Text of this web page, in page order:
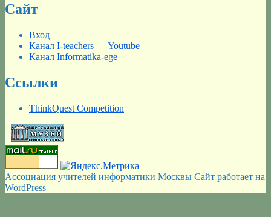
Сайт
Вход
Канал I-teachers — Youtube
Канал Informatika-ege
Ссылки
ThinkQuest Competition
Ассоциация учителей информатики Москвы Сайт работает на
WordPress